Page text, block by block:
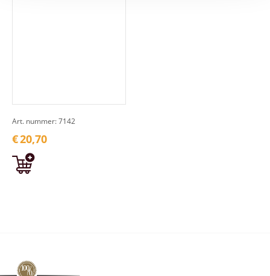
Art. nummer: 7142
€20,70